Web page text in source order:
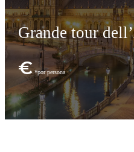
Grande tour
€